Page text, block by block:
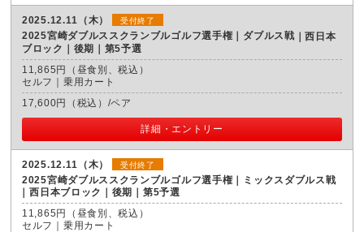
2025.12.11（木） 受付終了
2025宮崎ダブルススクランブルゴルフ選手権｜ダブルス戦
西日本
ブロック｜後期｜第5予選
11,865円（昼食別、税込）
セルフ｜乗用カート
17,600円（税込）/ペア
詳細・エントリー
2025.12.11（木） 受付終了
2025宮崎ダブルススクランブルゴルフ選手権｜ミックスダブルス戦
西日本ブロック｜後期｜第5予選
11,865円（昼食別、税込）
セルフ｜乗用カート